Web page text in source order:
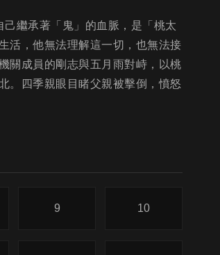
繼承著「鬼」的血脈，是「桃太
活，他無法理解這一切，也無法接
關成員的剛志與五月雨對峙，以桃
。四季親眼目睹父親被擊倒，憤怒
9 10